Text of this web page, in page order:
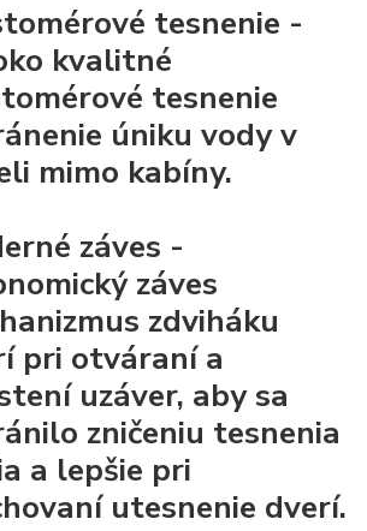
​​tesnenie -
kvalitné
​​tesnenie
úniku vody v
mimo kabíny.
záves -
záves
zdviháku
pri otváraní a
uzáver, aby sa
zničeniu tesnenia
a lepšie pri
utesnenie dverí.